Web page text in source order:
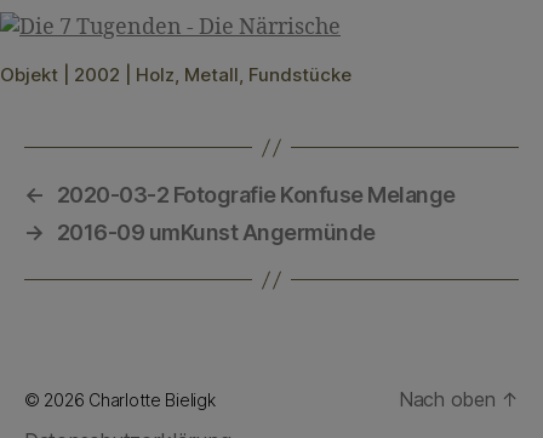
Objekt | 2002 | Holz, Metall, Fundstücke
←
2020-03-2 Fotografie Konfuse Melange
→
2016-09 umKunst Angermünde
© 2026 Charlotte Bieligk Nach oben ↑